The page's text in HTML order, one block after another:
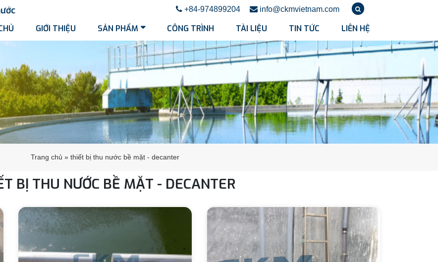
+84-974899204 info@ckmvietnam.com
GIỚI THIỆU SẢN PHẨM CÔNG TRÌNH TÀI LIỆU TIN TỨC LIÊN HỆ
Trang chủ » thiết bị thu nước bề mặt - decanter
BỊ THU NƯỚC BỀ MẶT - DECANTER